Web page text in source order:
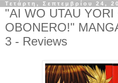
Τετάρτη, Σεπτεμβρίου 24,
"AI WO UTAU YORI
OBONERO!"
3 - Reviews